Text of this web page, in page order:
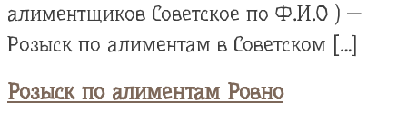
алиментщиков Советское по Ф.И.О ) —
Розыск по алиментам в Советском […]
Розыск по алиментам Ровно